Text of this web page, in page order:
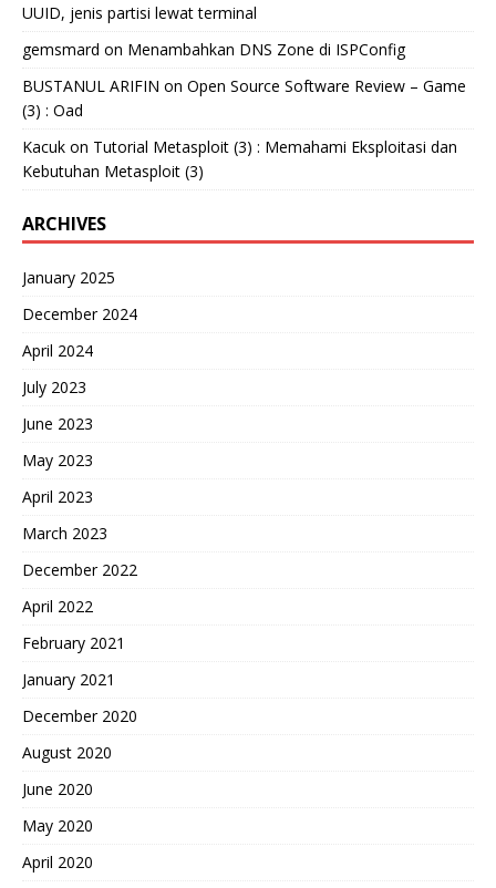
UUID, jenis partisi lewat terminal
gemsmard on Menambahkan DNS Zone di ISPConfig
BUSTANUL ARIFIN on Open Source Software Review – Game
(3) : Oad
Kacuk on Tutorial Metasploit (3) : Memahami Eksploitasi dan
Kebutuhan Metasploit (3)
ARCHIVES
January 2025
December 2024
April 2024
July 2023
June 2023
May 2023
April 2023
March 2023
December 2022
April 2022
February 2021
January 2021
December 2020
August 2020
June 2020
May 2020
April 2020